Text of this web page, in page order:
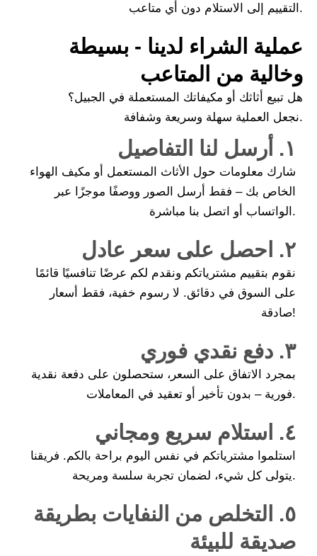
التقييم إلى الاستلام دون أي متاعب.
عملية الشراء لدينا - بسيطة
وخالية من المتاعب
هل تبيع أثاثك أو مكيفاتك المستعملة في الجبيل؟
نجعل العملية سهلة وسريعة وشفافة.
١. أرسل لنا التفاصيل
شارك معلومات حول الأثاث المستعمل أو مكيف الهواء
الخاص بك – فقط أرسل الصور ووصفًا موجزًا ​​عبر
الواتساب أو اتصل بنا مباشرة.
٢. احصل على سعر عادل
نقوم بتقييم مشترياتكم ونقدم لكم عرضًا تنافسيًا قائمًا
على السوق في دقائق. لا رسوم خفية، فقط أسعار
صادقة!
٣. دفع نقدي فوري
بمجرد الاتفاق على السعر، ستحصلون على دفعة نقدية
فورية – بدون تأخير أو تعقيد في المعاملات.
٤. استلام سريع ومجاني
استلموا مشترياتكم في نفس اليوم براحة بالكم. فريقنا
يتولى كل شيء، لضمان تجربة سلسة ومريحة.
٥. التخلص من النفايات بطريقة
صديقة للبيئة